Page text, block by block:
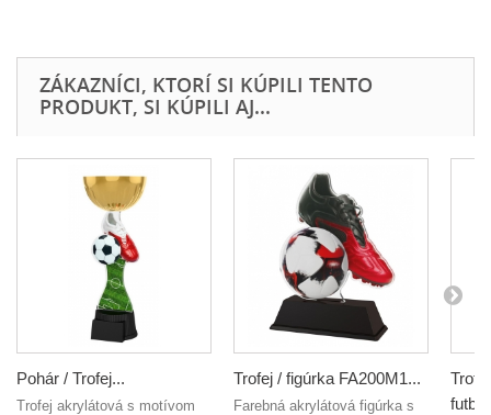
ZÁKAZNÍCI, KTORÍ SI KÚPILI TENTO
PRODUKT, SI KÚPILI AJ...
Pohár / Trofej...
Trofej akrylátová s motívom
Trofej / figúrka FA200M1...
Farebná akrylátová figúrka s
futbal